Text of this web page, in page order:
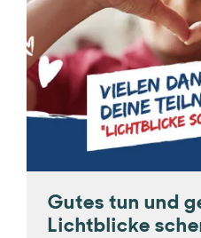
Gutes tun und
Lichtblicke